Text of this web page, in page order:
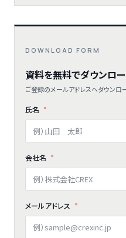
DOWNLOAD FORM
資料を無料でダウンロ
ご登録のメールアドレスへダウンロ
氏名
会社名
メールアドレス